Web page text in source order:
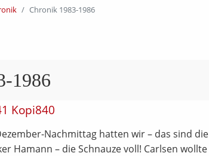
Chronik 1983-1986
1986
Nachmittag hatten wir – das sind
Hamann – die Schnauze voll! Carlsen